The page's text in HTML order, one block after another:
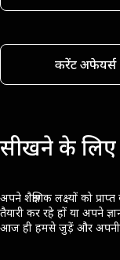
करेंट अफेयर्स
सीखने के लिए
अपने शैक्षणिक लक्ष्यों को
तैयारी कर रहे हों या अपने
आज ही हमसे जुड़ें और अपनी